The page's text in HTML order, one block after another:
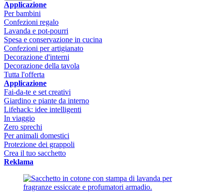
Applicazione
Per bambini
Confezioni regalo
Lavanda e pot-pourri
Spesa e conservazione in cucina
Confezioni per artigianato
Decorazione d'interni
Decorazione della tavola
Tutta l'offerta
Applicazione
Fai-da-te e set creativi
Giardino e piante da interno
Lifehack: idee intelligenti
In viaggio
Zero sprechi
Per animali domestici
Protezione dei grappoli
Crea il tuo sacchetto
Reklama